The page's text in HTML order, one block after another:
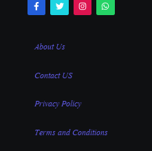
About Us
Contact US
Privacy Policy
Terms and Conditions